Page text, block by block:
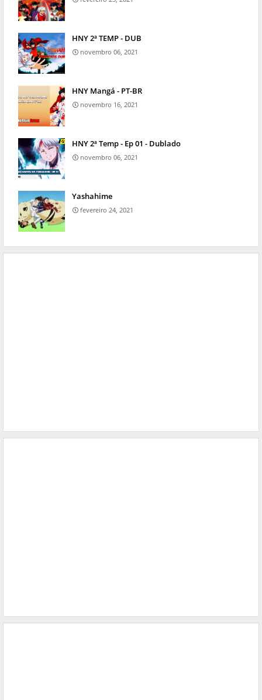
HNY 2ª TEMP - DUB
novembro 06, 2021
HNY Mangá - PT-BR
novembro 16, 2021
HNY 2ª Temp - Ep 01 - Dublado
novembro 06, 2021
Yashahime
fevereiro 24, 2021